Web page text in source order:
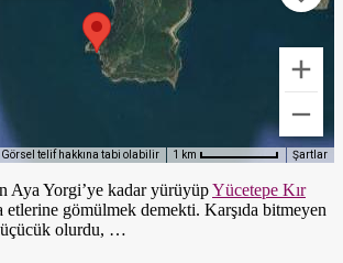
Görsel telif hakkına tabi olabilir 1 km Şartlar
Aya Yorgi’ye kadar yürüyüpYücetepe Kır
etlerine gömülmek demekti. Karşıda bitmeyen
olurdu, …